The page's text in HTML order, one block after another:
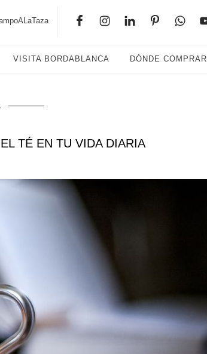
VISITA BORDABLANCA DÓNDE COMPRAR
TÉ EN TU VIDA DIARIA